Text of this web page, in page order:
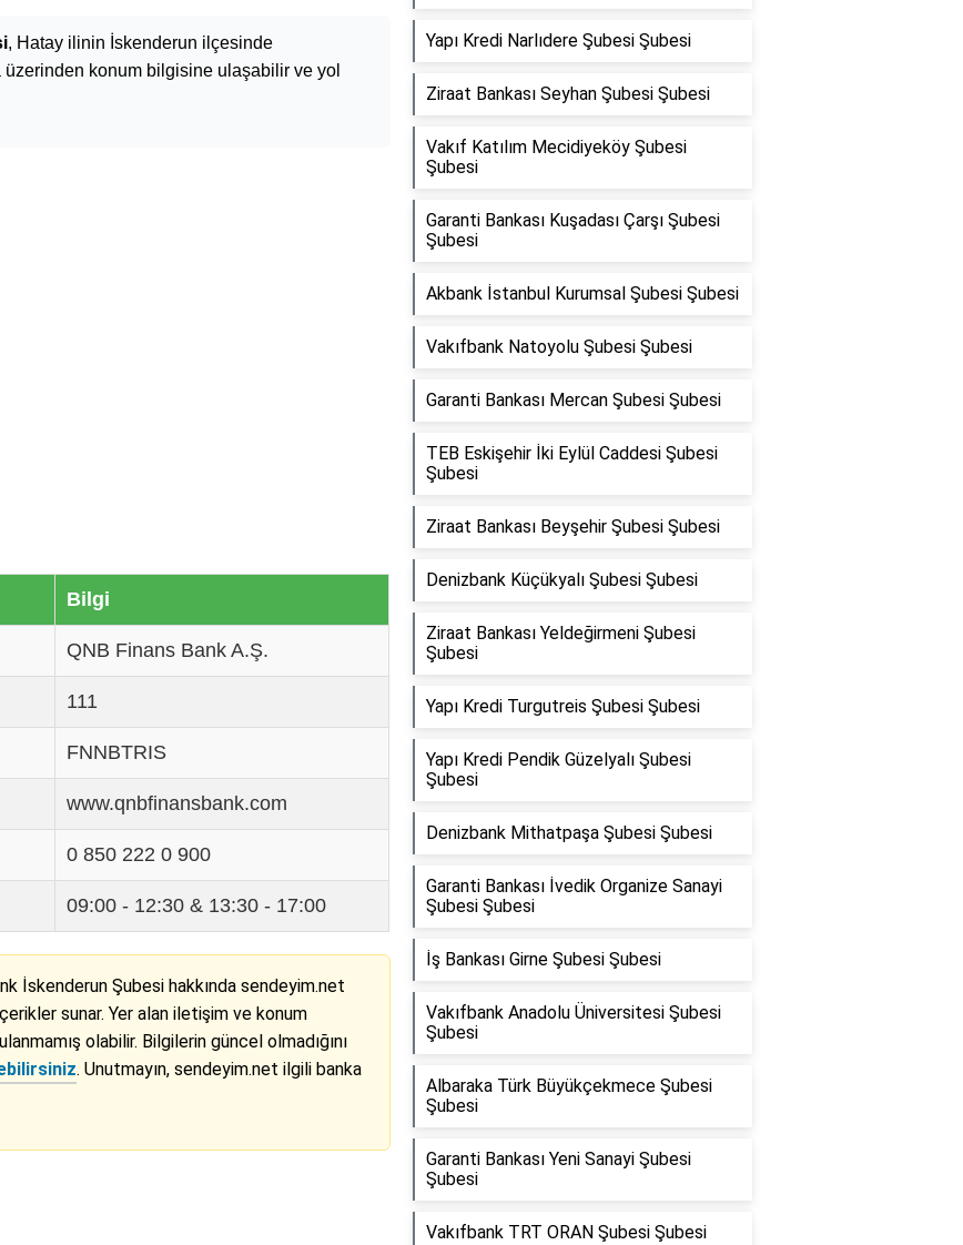
, Hatay ilinin İskenderun ilçesinde
üzerinden konum bilgisine ulaşabilir ve yol
Bilgi
QNB Finans Bank A.Ş.
111
FNNBTRIS
www.qnbfinansbank.com
0 850 222 0 900
09:00 - 12:30 & 13:30 - 17:00
İskenderun Şubesi hakkında sendeyim.net
sunar. Yer alan iletişim ve konum
olabilir. Bilgilerin güncel olmadığını
. Unutmayın, sendeyim.net ilgili banka
Yapı Kredi Narlıdere Şubesi Şubesi
Ziraat Bankası Seyhan Şubesi Şubesi
Vakıf Katılım Mecidiyeköy Şubesi
Şubesi
Garanti Bankası Kuşadası Çarşı Şubesi
Şubesi
Akbank İstanbul Kurumsal Şubesi Şubesi
Vakıfbank Natoyolu Şubesi Şubesi
Garanti Bankası Mercan Şubesi Şubesi
TEB Eskişehir İki Eylül Caddesi Şubesi
Şubesi
Ziraat Bankası Beyşehir Şubesi Şubesi
Denizbank Küçükyalı Şubesi Şubesi
Ziraat Bankası Yeldeğirmeni Şubesi
Şubesi
Yapı Kredi Turgutreis Şubesi Şubesi
Yapı Kredi Pendik Güzelyalı Şubesi
Şubesi
Denizbank Mithatpaşa Şubesi Şubesi
Garanti Bankası İvedik Organize Sanayi
Şubesi Şubesi
İş Bankası Girne Şubesi Şubesi
Vakıfbank Anadolu Üniversitesi Şubesi
Şubesi
Albaraka Türk Büyükçekmece Şubesi
Şubesi
Garanti Bankası Yeni Sanayi Şubesi
Şubesi
Vakıfbank TRT ORAN Şubesi Şubesi